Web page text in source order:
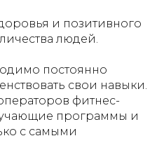
и позитивного
людей.
постоянно
свои навыки.
фитнес-
программы и
с самыми